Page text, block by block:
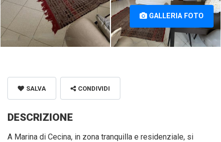
GALLERIA FOTO
SALVA CONDIVIDI
DESCRIZIONE
A Marina di Cecina, in zona tranquilla e residenziale, si